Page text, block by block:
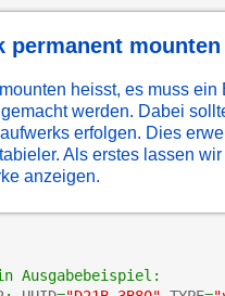
permanent mounten
heisst, es muss ein
gemacht werden. Dabei
erfolgen. Dies
Als erstes lassen
anzeigen.
Ausgabebeispiel: